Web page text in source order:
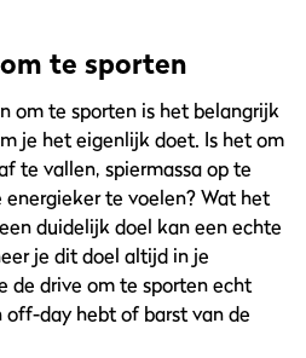
te sporten
om te sporten is het belangrijk
je het eigenlijk doet. Is het om
te vallen, spiermassa op te
te voelen? Wat het
duidelijk doel kan een echte
je dit doel altijd in je
de drive om te sporten echt
day hebt of barst van de